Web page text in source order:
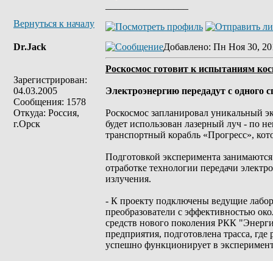
Вернуться к началу
Dr.Jack
Зарегистрирован:
04.03.2005
Сообщения: 1578
Откуда: Россия,
г.Орск
Добавлено: Пн Ноя 30,
Роскосмос готовит к испытаниям
Электроэнергию передадут с одного
Роскосмос запланировал уникальный
будет использован лазерный луч - по
транспортный корабль «Прогресс»,
Подготовкой эксперимента
отработке технологии передачи
излучения.
- К проекту подключены ведущие
преобразователи с эффективностью
средств нового поколения РКК
предприятия, подготовлена трасса,
успешно функционирует в